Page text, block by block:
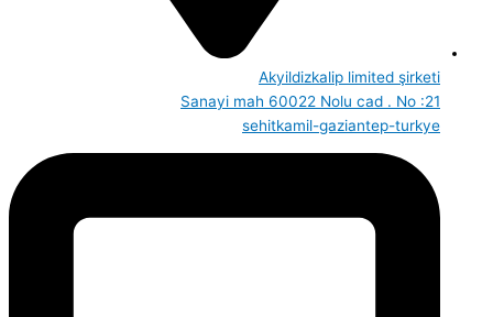
Akyildizkalip limited şirketi
Sanayi mah 60022 Nolu cad . No :21
sehitkamil-gaziantep-turkye